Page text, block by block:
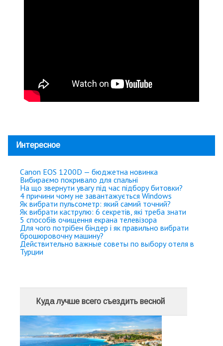
Интересное
Canon EOS 1200D — бюджетна новинка
Вибираємо покривало для спальні
На що звернути увагу під час підбору битовки?
4 причини чому не завантажується Windows
Як вибрати пульсометр: який самий точний?
Як вибрати каструлю: 6 секретів, які треба знати
5 способів очищення екрана телевізора
Для чого потрібен біндер і як правильно вибрати
брошюровочну машину?
Действительно важные советы по выбору отеля в
Турции
Куда лучше всего съездить весной